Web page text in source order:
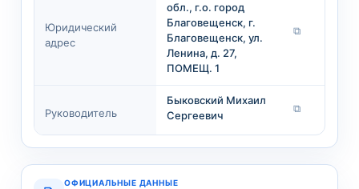
Юридический
адрес
обл., г.о. город
Благовещенск, г.
Благовещенск, ул.
Ленина, д. 27,
ПОМЕЩ. 1
⧉
Руководитель
Быковский Михаил
Сергеевич
⧉
ОФИЦИАЛЬНЫЕ ДАННЫЕ